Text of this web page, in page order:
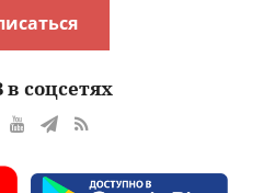
в соцсетях